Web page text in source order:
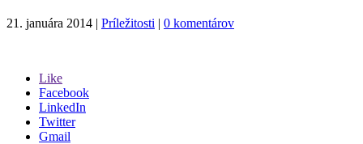
21. januára 2014 | Príležitosti | 0 komentárov
Like
Facebook
LinkedIn
Twitter
Gmail